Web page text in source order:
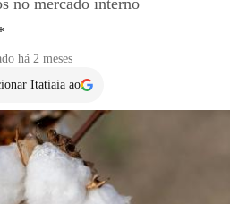
no mercado interno
há 2 meses
Itatiaia ao